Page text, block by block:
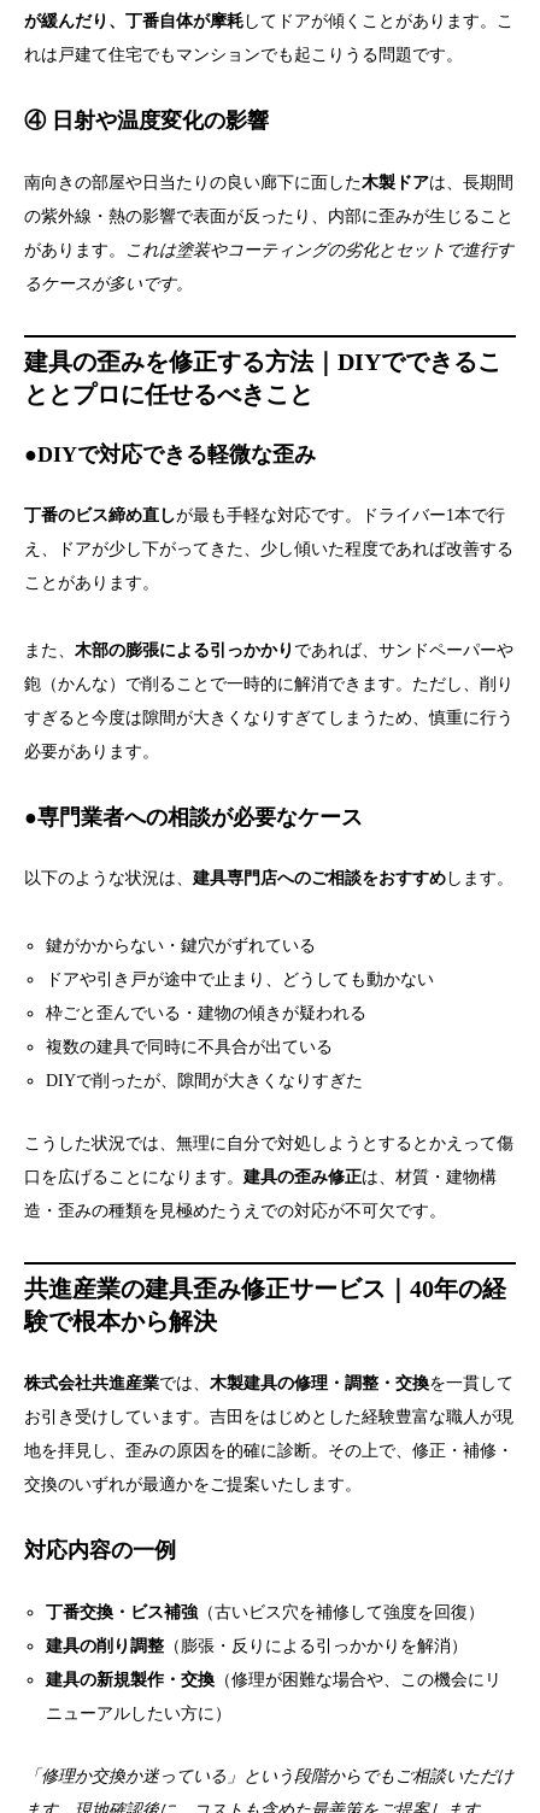
が緩んだり、丁番自体が摩耗 してドアが傾くことがあります。こ
れは戸建て住宅でもマンションでも起こりうる問題です。
④ 日射や温度変化の影響
南向きの部屋や日当たりの良い廊下に面した木製ドアは、長期間
の紫外線・熱の影響で表面が反ったり、内部に歪みが生じること
があります。
これは塗装やコーティングの劣化とセットで進行す
るケースが多いです。
建具の歪みを修正する方法｜DIYでできるこ
ととプロに任せるべきこと
●DIYで対応できる軽微な歪み
丁番のビス締め直しが最も手軽な対応です。ドライバー1本で行
え、ドアが少し下がってきた、少し傾いた程度であれば改善する
ことがあります。
また、 木部の膨張による引っかかり であれば、サンドペーパーや
鉋（かんな）で削ることで一時的に解消できます。ただし、削り
すぎると今度は隙間が大きくなりすぎてしまうため、慎重に行う
必要があります。
●専門業者への相談が必要なケース
以下のような状況は、 建具専門店へのご相談をおすすめ します。
鍵がかからない・鍵穴がずれている
ドアや引き戸が途中で止まり、どうしても動かない
枠ごと歪んでいる・建物の傾きが疑われる
複数の建具で同時に不具合が出ている
DIYで削ったが、隙間が大きくなりすぎた
こうした状況では、無理に自分で対処しようとするとかえって傷
口を広げることになります。 建具の歪み修正は、材質・建物構
造・歪みの種類を見極めたうえでの対応が不可欠です。
共進産業の建具歪み修正サービス｜40年の経
験で根本から解決
株式会社共進産業では、 木製建具の修理・調整・交換を一貫して
お引き受けしています。吉田をはじめとした経験豊富な職人が現
地を拝見し、歪みの原因を的確に診断。その上で、修正・補修・
交換のいずれが最適かをご提案いたします。
対応内容の一例
丁番交換・ビス補強 （古いビス穴を補修して強度を回復）
建具の削り調整 （膨張・反りによる引っかかりを解消）
建具の新規製作・交換 （修理が困難な場合や、この機会にリ
ニューアルしたい方に）
「修理か交換か迷っている」という段階からでもご相談いただけ
ます。現地確認後に、コストも含めた最善策をご提案します。